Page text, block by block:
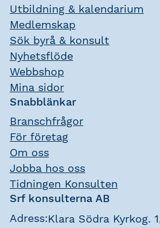
Utbildning & kalendarium
Medlemskap
Sök byrå & konsult
Nyhetsflöde
Webbshop
Mina sidor
Snabblänkar
Branschfrågor
För företag
Om oss
Jobba hos oss
Tidningen Konsulten
Srf konsulterna AB
Adress:Klara Södra Kyrkog.